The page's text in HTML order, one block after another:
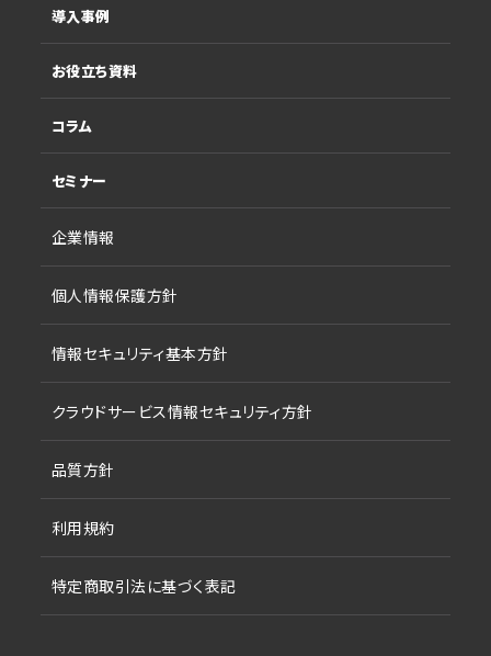
導入事例
お役立ち資料
コラム
セミナー
企業情報
個人情報保護方針
情報セキュリティ基本方針
クラウドサービス情報セキュリティ方針
品質方針
利用規約
特定商取引法に基づく表記